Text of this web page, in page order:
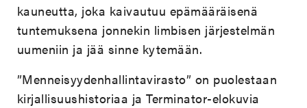
kauneutta, joka kaivautuu epämääräisenä
tuntemuksena jonnekin limbisen järjestelmän
uumeniin ja jää sinne kytemään.
”Menneisyydenhallintavirasto” on puolestaan
kirjallisuushistoriaa ja Terminator-elokuvia